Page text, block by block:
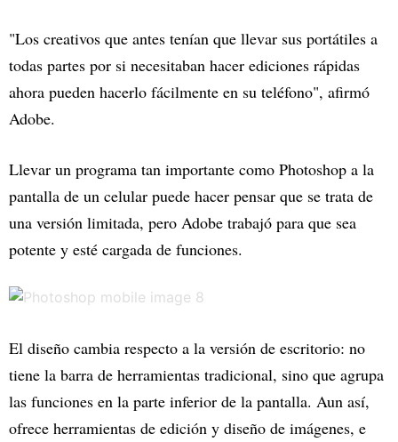
"Los creativos que antes tenían que llevar sus portátiles a
todas partes por si necesitaban hacer ediciones rápidas
ahora pueden hacerlo fácilmente en su teléfono", afirmó
Adobe.
Llevar un programa tan importante como Photoshop a la
pantalla de un celular puede hacer pensar que se trata de
una versión limitada, pero Adobe trabajó para que sea
potente y esté cargada de funciones.
El diseño cambia respecto a la versión de escritorio: no
tiene la barra de herramientas tradicional, sino que agrupa
las funciones en la parte inferior de la pantalla. Aun así,
ofrece herramientas de edición y diseño de imágenes, e